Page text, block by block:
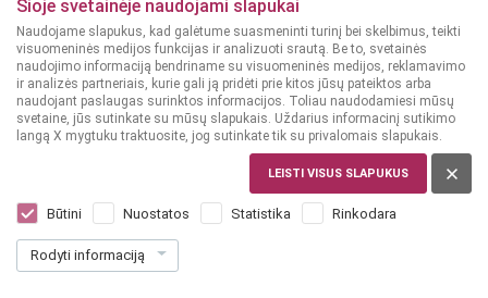
Šioje svetainėje naudojami slapukai
Naudojame slapukus, kad galėtume suasmeninti turinį bei skelbimus, teikti
visuomeninės medijos funkcijas ir analizuoti srautą. Be to, svetainės
naudojimo informaciją bendriname su visuomeninės medijos, reklamavimo
ir analizės partneriais, kurie gali ją pridėti prie kitos jūsų pateiktos arba
naudojant paslaugas surinktos informacijos. Toliau naudodamiesi mūsų
svetaine, jūs sutinkate su mūsų slapukais. Uždarius informacinį sutikimo
langą X mygtuku traktuosite, jog sutinkate tik su privalomais slapukais.
LEISTI VISUS SLAPUKUS
Būtini Nuostatos Statistika Rinkodara
Rodyti informaciją
Albert Schoech Alsace Muscat 0,75 l
Dar nėra balsų, galite įvertinti
99